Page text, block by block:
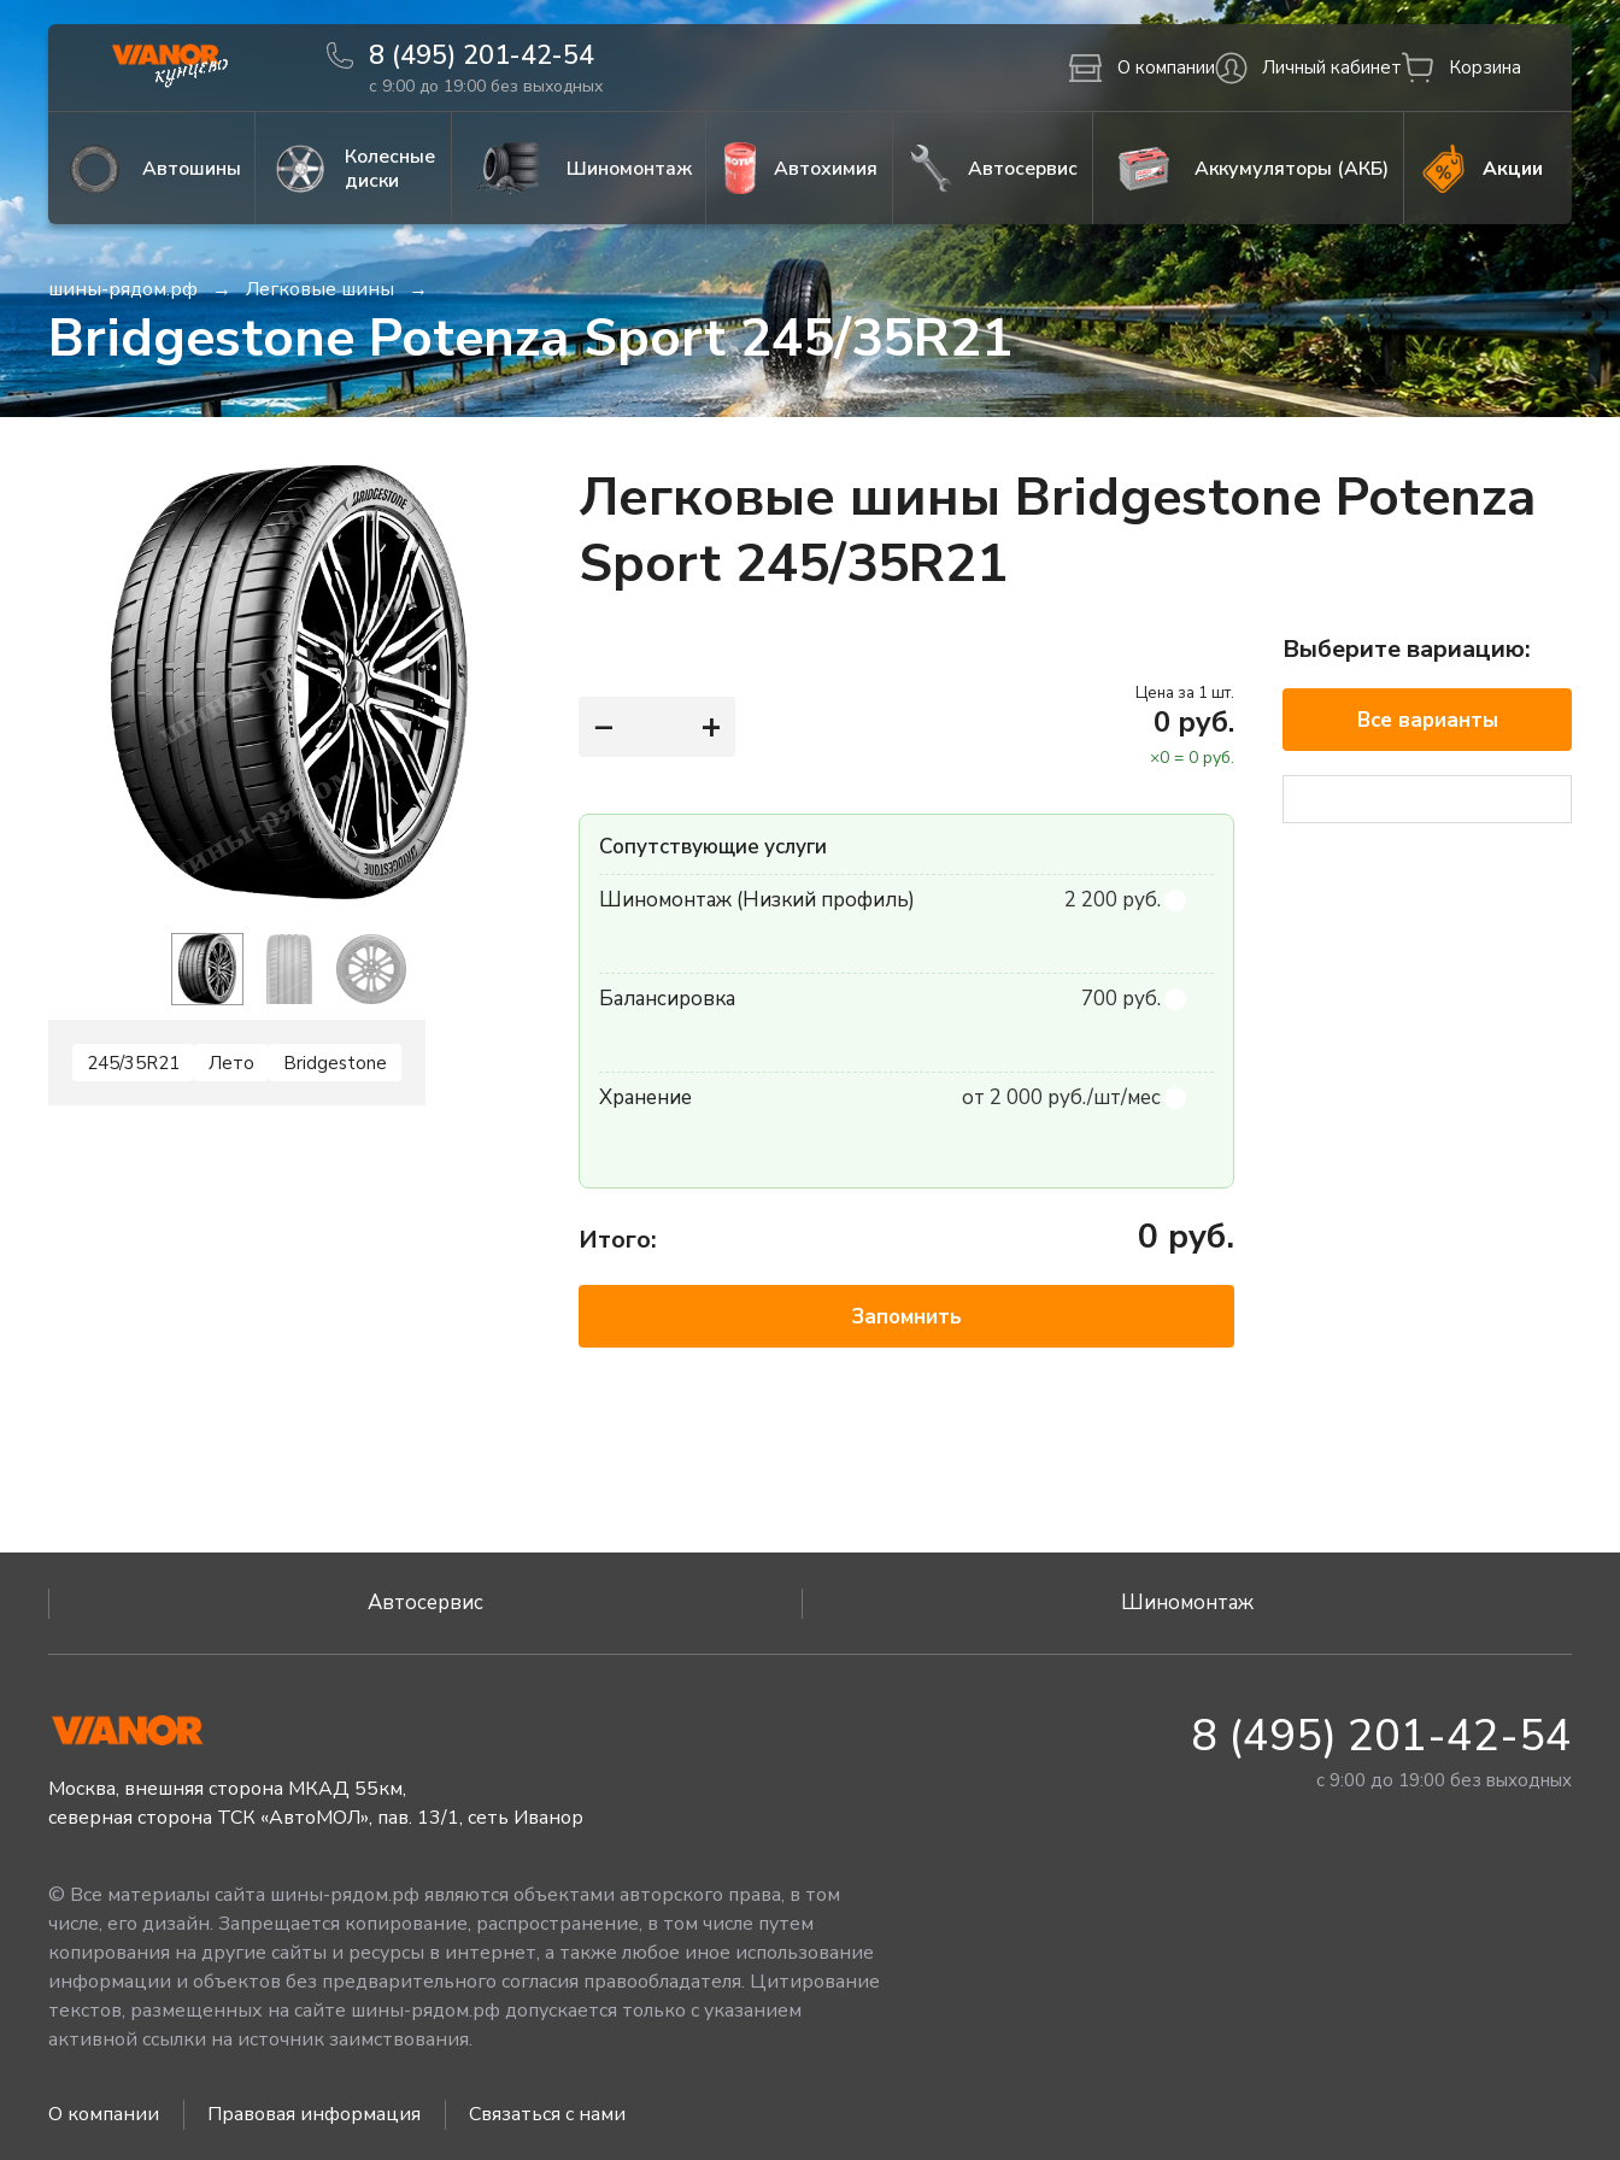
8 (495) 201-42-54
с 9:00 до 19:00 без выходных
О компании Личный кабинет Корзина
Автошины
Колесные
диски
Шиномонтаж Автохимия Автосервис Аккумуляторы (АКБ) Акции
шины-рядом.рф Легковые шины
Bridgestone Potenza Sport 245/35R21
245/35R21 Лето Bridgestone
Легковые шины Bridgestone Potenza
Sport 245/35R21
− +
Цена за 1 шт.
0 руб.
×0 = 0 руб.
Сопутствующие услуги
Шиномонтаж (Низкий профиль)
2 200 руб.
Балансировка 700 руб.
Хранение от 2 000 руб./шт/мес
Итого: 0 руб.
Запомнить
Выберите вариацию:
Все варианты
Автосервис Шиномонтаж
Москва, внешняя сторона МКАД 55км,
северная сторона ТСК «АвтоМОЛ», пав. 13/1, сеть Иванор
8 (495) 201-42-54
с 9:00 до 19:00 без выходных
© Все материалы сайта шины-рядом.рф являются объектами авторского права, в том
числе, его дизайн. Запрещается копирование, распространение, в том числе путем
копирования на другие сайты и ресурсы в интернет, а также любое иное использование
информации и объектов без предварительного согласия правообладателя. Цитирование
текстов, размещенных на сайте шины-рядом.рф допускается только с указанием
активной ссылки на источник заимствования.
О компании Правовая информация Связаться с нами
Информация Фото товара